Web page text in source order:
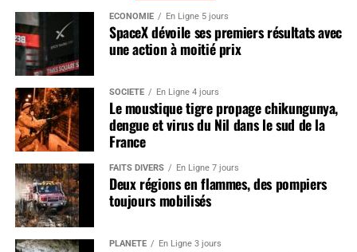
ÉCONOMIE En Ligne 5 jours
SpaceX dévoile ses premiers résultats avec
une action à moitié prix
SOCIÉTÉ En Ligne 4 jours
Le moustique tigre propage chikungunya,
dengue et virus du Nil dans le sud de la
France
FAITS DIVERS En Ligne 7 jours
Deux régions en flammes, des pompiers
toujours mobilisés
PLANÈTE En Ligne 3 jours